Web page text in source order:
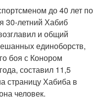
до 40 лет по
30-летний Хабиб
и общий
единоборств,
боя с Конором
составил 11,5
страницу Хабиба в
человек.